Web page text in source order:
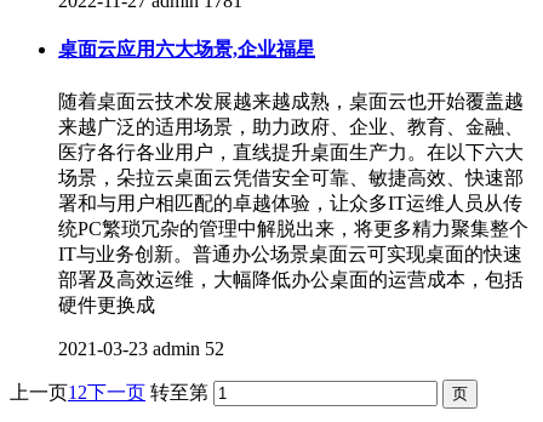
桌面云应用六大场景,企业福星
随着桌面云技术发展越来越成熟，桌面云也开始覆盖越
来越广泛的适用场景，助力政府、企业、教育、金融、
医疗各行各业用户，直线提升桌面生产力。在以下六大
场景，朵拉云桌面云凭借安全可靠、敏捷高效、快速部
署和与用户相匹配的卓越体验，让众多IT运维人员从传
统PC繁琐冗杂的管理中解脱出来，将更多精力聚集整个
IT与业务创新。普通办公场景桌面云可实现桌面的快速
部署及高效运维，大幅降低办公桌面的运营成本，包括
硬件更换成
2021-03-23 admin 52
上一页1 2下一页 转至第